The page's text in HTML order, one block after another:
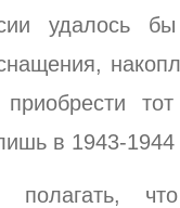
удалось
тот
в 1943-1944
полагать,